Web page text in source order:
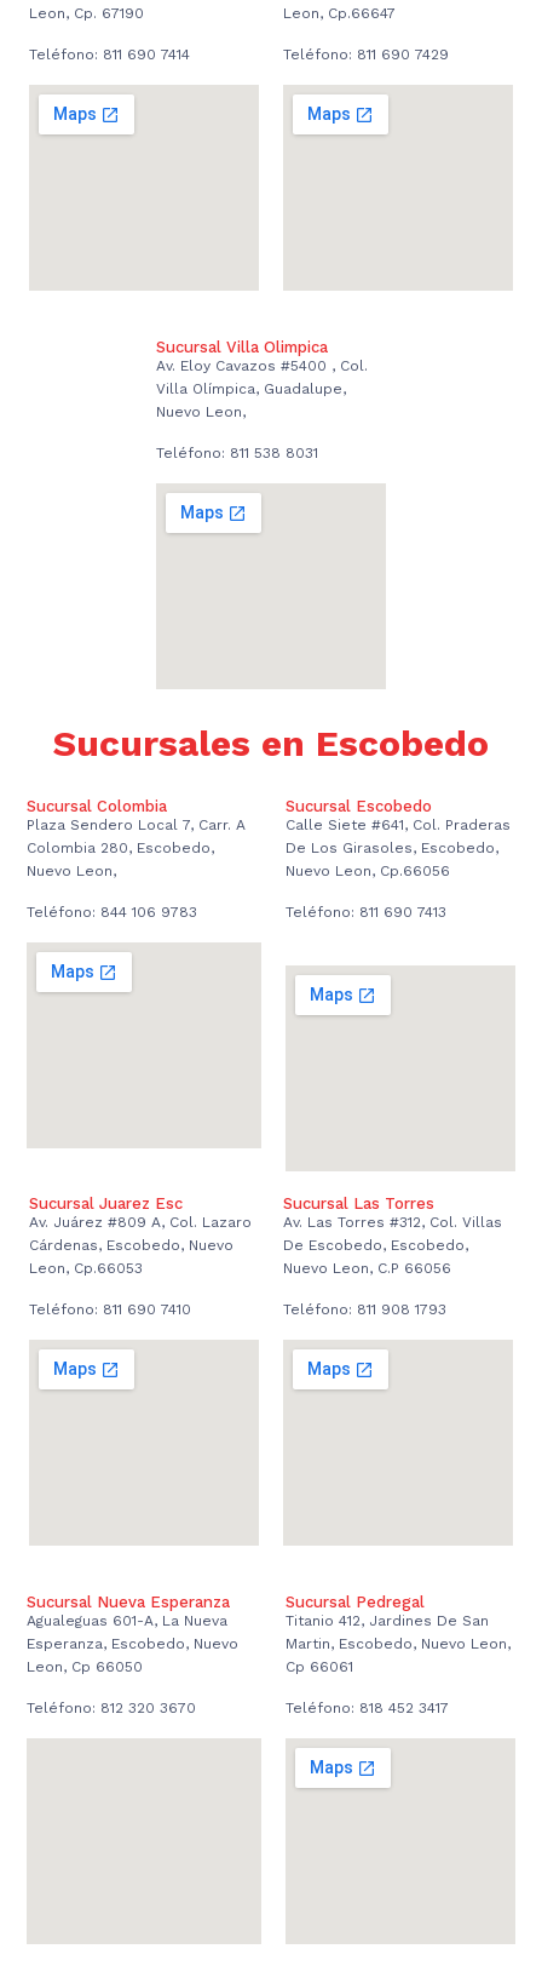
Leon, Cp. 67190
Teléfono: 811 690 7414
Leon, Cp.66647
Teléfono: 811 690 7429
Sucursal Villa Olimpica
Av. Eloy Cavazos #5400 , Col.
Villa Olímpica, Guadalupe,
Nuevo Leon,
Teléfono: 811 538 8031
Sucursales en Escobedo
Sucursal Colombia
Plaza Sendero Local 7, Carr. A
Colombia 280, Escobedo,
Nuevo Leon,
Teléfono: 844 106 9783
Sucursal Escobedo
Calle Siete #641, Col. Praderas
De Los Girasoles, Escobedo,
Nuevo Leon, Cp.66056
Teléfono: 811 690 7413
Sucursal Juarez Esc
Av. Juárez #809 A, Col. Lazaro
Cárdenas, Escobedo, Nuevo
Leon, Cp.66053
Teléfono: 811 690 7410
Sucursal Las Torres
Av. Las Torres #312, Col. Villas
De Escobedo, Escobedo,
Nuevo Leon, C.P 66056
Teléfono: 811 908 1793
Sucursal Nueva Esperanza
Agualeguas 601-A, La Nueva
Esperanza, Escobedo, Nuevo
Leon, Cp 66050
Teléfono: 812 320 3670
Sucursal Pedregal
Titanio 412, Jardines De San
Martin, Escobedo, Nuevo Leon,
Cp 66061
Teléfono: 818 452 3417